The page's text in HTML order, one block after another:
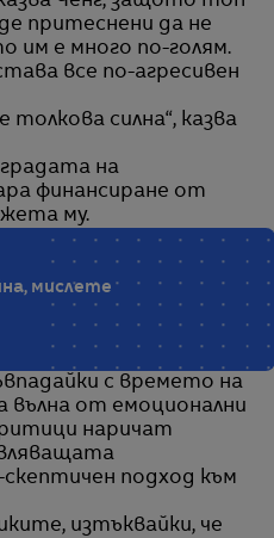
притеснени да не
им е много по-голям.
все по-агресивен
силна“, казва
на
финансиране от
му.
мислете
с времето на
вълна от емоционални
наричат
подход към
изтъквайки, че